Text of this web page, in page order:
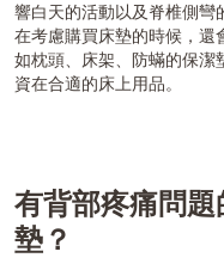
響白天的活動以及脊椎側彎
在考慮購買床墊的時候，還
如枕頭、床架、防蟎的保潔
資在合適的床上用品。
有背部疼痛問
墊？